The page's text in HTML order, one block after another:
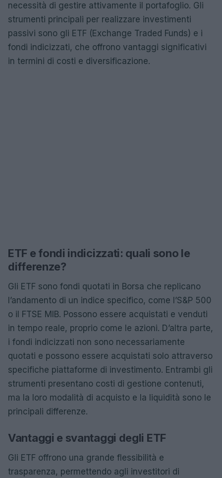
necessità di gestire attivamente il portafoglio. Gli
strumenti principali per realizzare investimenti
passivi sono gli ETF (Exchange Traded Funds) e i
fondi indicizzati, che offrono vantaggi significativi
in termini di costi e diversificazione.
ETF e fondi indicizzati: quali sono le
differenze?
Gli ETF sono fondi quotati in Borsa che replicano
l’andamento di un indice specifico, come l’S&P 500
o il FTSE MIB. Possono essere acquistati e venduti
in tempo reale, proprio come le azioni. D’altra parte,
i fondi indicizzati non sono necessariamente
quotati e possono essere acquistati solo attraverso
specifiche piattaforme di investimento. Entrambi gli
strumenti presentano costi di gestione contenuti,
ma la loro modalità di acquisto e la liquidità sono le
principali differenze.
Vantaggi e svantaggi degli ETF
Gli ETF offrono una grande flessibilità e
trasparenza, permettendo agli investitori di